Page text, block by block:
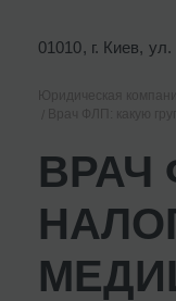
01010, г. Киев,
ВРАЧ